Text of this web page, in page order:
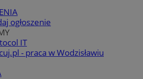
ogłoszenie
IT
- praca w Wodzisławiu